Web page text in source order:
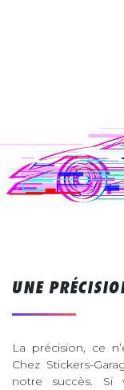
UNE
La précision, ce
Chez Stickers-
notre succès. Si